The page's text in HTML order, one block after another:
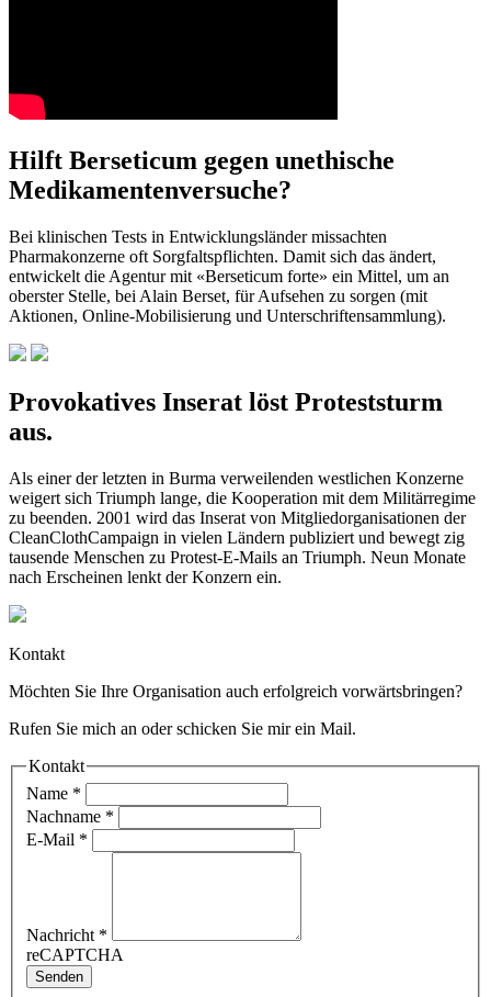
Hilft Berseticum gegen unethische
Medikamentenversuche?
Bei klinischen Tests in Entwicklungsländer missachten
Pharmakonzerne oft Sorgfaltspflichten. Damit sich das ändert,
entwickelt die Agentur mit «Berseticum forte» ein Mittel, um an
oberster Stelle, bei Alain Berset, für Aufsehen zu sorgen (mit
Aktionen, Online-Mobilisierung und Unterschriftensammlung).
Provokatives Inserat löst Proteststurm
aus.
Als einer der letzten in Burma verweilenden westlichen Konzerne
weigert sich Triumph lange, die Kooperation mit dem Militärregime
zu beenden. 2001 wird das Inserat von Mitgliedorganisationen der
CleanClothCampaign in vielen Ländern publiziert und bewegt zig
tausende Menschen zu Protest-E-Mails an Triumph. Neun Monate
nach Erscheinen lenkt der Konzern ein.
Kontakt
Möchten Sie Ihre Organisation auch erfolgreich vorwärtsbringen?
Rufen Sie mich an oder schicken Sie mir ein Mail.
Kontakt
Name *
Nachname *
E-Mail *
Nachricht *
reCAPTCHA
Senden